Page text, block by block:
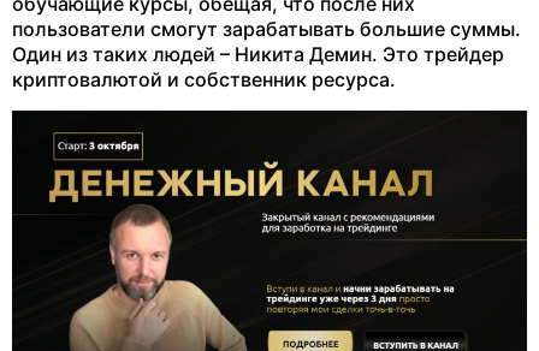
пользователи смогут зарабатывать большие суммы.
Один из таких людей – Никита Демин. Это трейдер
криптовалютой и собственник ресурса.